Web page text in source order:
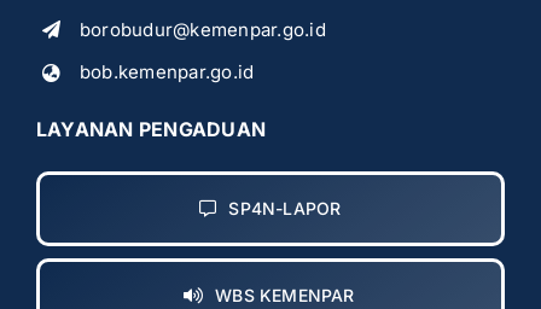
borobudur@kemenpar.go.id
bob.kemenpar.go.id
LAYANAN PENGADUAN
SP4N-LAPOR
WBS KEMENPAR